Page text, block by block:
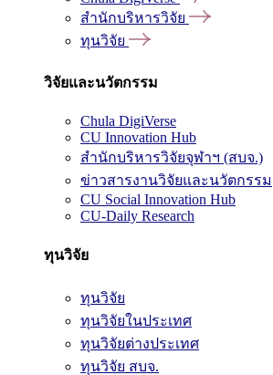
สำนักบริหารวิจัย
ทุนวิจัย
วิจัยและนวัตกรรม
Chula DigiVerse
CU Innovation Hub
สำนักบริหารวิจัยจุฬาฯ (สบจ.)
ข่าวสารงานวิจัยและนวัตกรรม
CU Social Innovation Hub
CU-Daily Research
ทุนวิจัย
ทุนวิจัย
ทุนวิจัยในประเทศ
ทุนวิจัยต่างประเทศ
ทุนวิจัย สบจ.